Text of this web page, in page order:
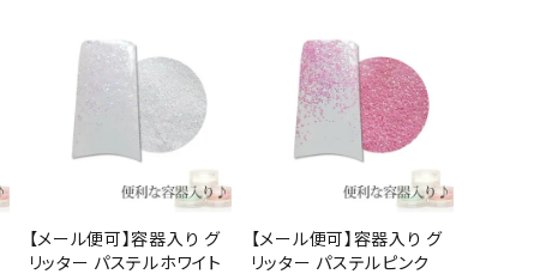
【メール便可】容器入り グ
リッター パステルホワイト
【メール便可】容器入り グ
リッター パステルピンク